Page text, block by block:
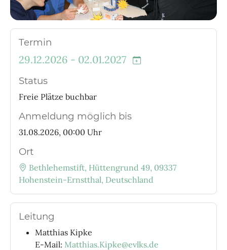
Termin
29.12.2026 - 02.01.2027
Status
Freie Plätze buchbar
Anmeldung möglich bis
31.08.2026, 00:00 Uhr
Ort
Bethlehemstift, Hüttengrund 49, 09337
Hohenstein-Ernstthal, Deutschland
Leitung
Matthias Kipke
E-Mail: Matthias.Kipke@evlks.de